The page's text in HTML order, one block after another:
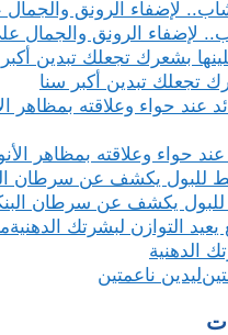
لإضفاء الرونق والجمال
تجعلك تبدين أكبر سنا
عند حواء وعلاقته بمظاهر
للبول يكشف عن سرطان
الدهنية
ليدين ناعمتين